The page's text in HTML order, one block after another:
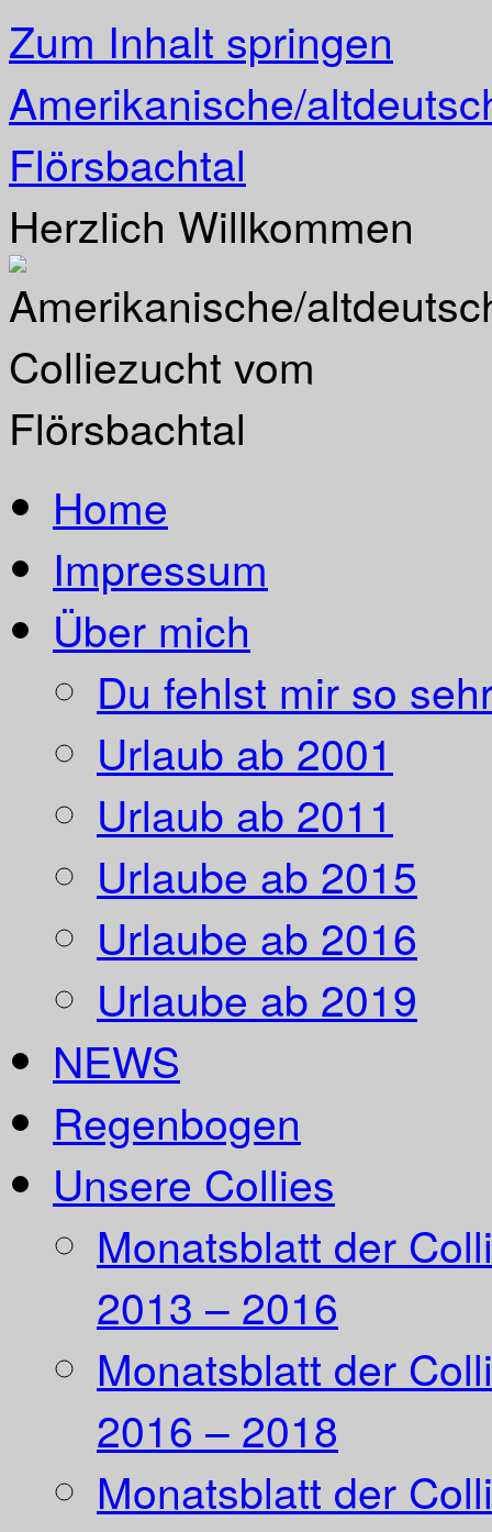
Zum Inhalt springen
Amerikanische/
Flörsbachtal
Herzlich Willkommen
Home
Impressum
Über mich
Du fehlst mir so
Urlaub ab 2001
Urlaub ab 2011
Urlaube ab 2015
Urlaube ab 2016
Urlaube ab 2019
NEWS
Regenbogen
Unsere Collies
Monatsblatt der
2013 – 2016
Monatsblatt der
2016 – 2018
Monatsblatt der